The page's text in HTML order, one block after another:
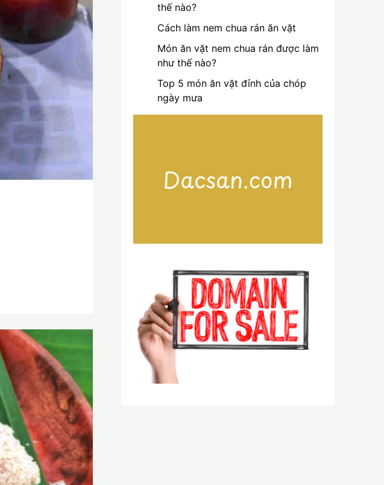
thế nào?
Cách làm nem chua rán ăn vặt
Món ăn vặt nem chua rán được làm
như thế nào?
Top 5 món ăn vặt đỉnh của chóp
ngày mưa